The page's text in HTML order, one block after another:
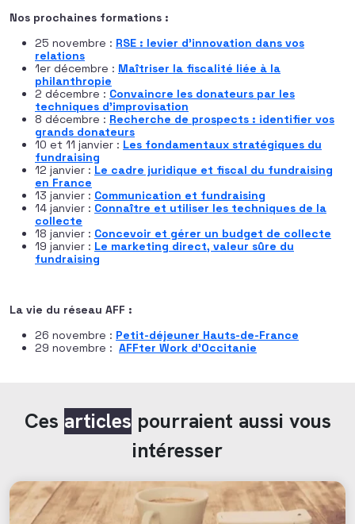
Nos prochaines formations :
25 novembre : RSE : levier d’innovation dans vos
relations
1er décembre : Maîtriser la fiscalité liée à la
philanthropie
2 décembre : Convaincre les donateurs par les
techniques d’improvisation
8 décembre : Recherche de prospects : identifier vos
grands donateurs
10 et 11 janvier : Les fondamentaux stratégiques du
fundraising
12 janvier : Le cadre juridique et fiscal du fundraising
en France
13 janvier : Communication et fundraising
14 janvier : Connaître et utiliser les techniques de la
collecte
18 janvier : Concevoir et gérer un budget de collecte
19 janvier : Le marketing direct, valeur sûre du
fundraising
La vie du réseau AFF :
26 novembre : Petit-déjeuner Hauts-de-France
29 novembre : AFFter Work d’Occitanie
Ces articles pourraient aussi vous
intéresser